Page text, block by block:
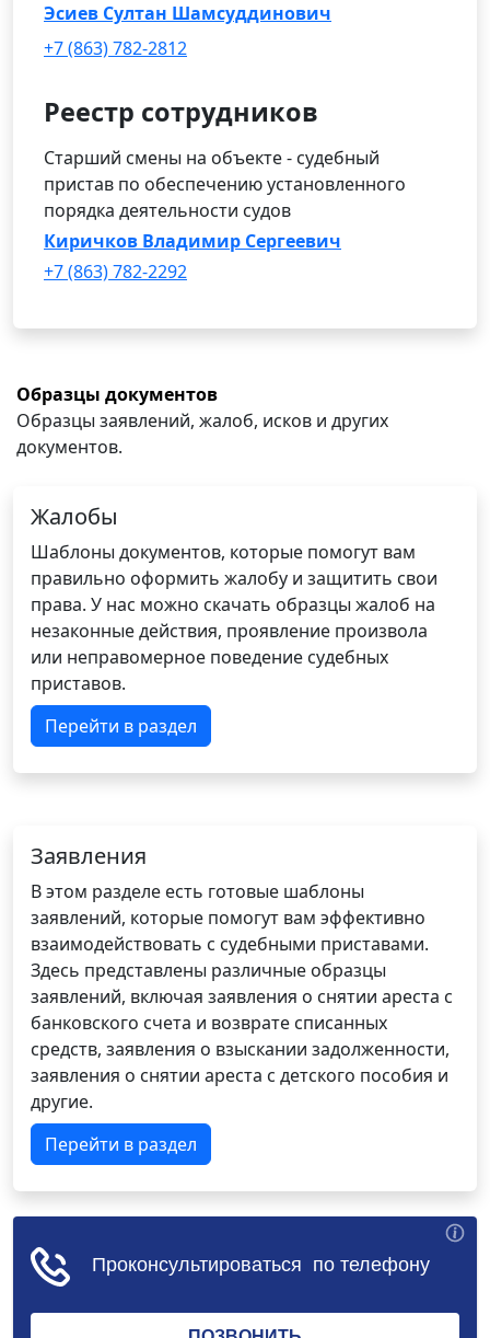
Эсиев Султан Шамсуддинович
+7 (863) 782-2812
Реестр сотрудников
Старший смены на объекте - судебный
пристав по обеспечению установленного
порядка деятельности судов
Киричков Владимир Сергеевич
+7 (863) 782-2292
Образцы документов
Образцы заявлений, жалоб, исков и других
документов.
Жалобы
Шаблоны документов, которые помогут вам
правильно оформить жалобу и защитить свои
права. У нас можно скачать образцы жалоб на
незаконные действия, проявление произвола
или неправомерное поведение судебных
приставов.
Перейти в раздел
Заявления
В этом разделе есть готовые шаблоны
заявлений, которые помогут вам эффективно
взаимодействовать с судебными приставами.
Здесь представлены различные образцы
заявлений, включая заявления о снятии ареста с
банковского счета и возврате списанных
средств, заявления о взыскании задолженности,
заявления о снятии ареста с детского пособия и
другие.
Перейти в раздел